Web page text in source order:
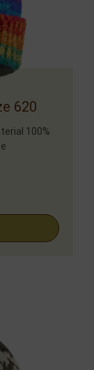
620
100%